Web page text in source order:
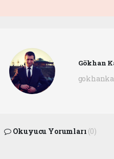
Gökhan
Okuyucu Yorumları (0)